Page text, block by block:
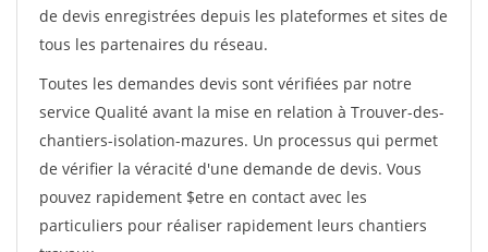
de devis enregistrées depuis les plateformes et sites de
tous les partenaires du réseau.
Toutes les demandes devis sont vérifiées par notre
service Qualité avant la mise en relation à Trouver-des-
chantiers-isolation-mazures. Un processus qui permet
de vérifier la véracité d'une demande de devis. Vous
pouvez rapidement $etre en contact avec les
particuliers pour réaliser rapidement leurs chantiers